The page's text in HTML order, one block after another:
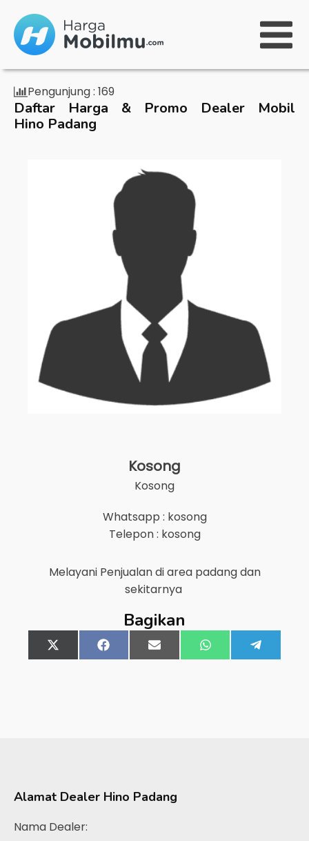
Pengunjung : 169
Daftar Harga & Promo Dealer Mobil
Hino Padang
Kosong
Kosong
Whatsapp : kosong
Telepon : kosong
Melayani Penjualan di area padangdan
sekitarnya
Bagikan
Share
on
X
(Twitter)
Share
on
FacebookShare
on
Email Share
on
WhatsApp
on
Alamat Dealer Hino Padang
Nama Dealer: